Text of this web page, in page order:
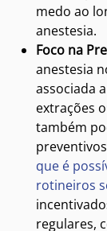
medo ao
anestesia.
Foco na
anestesia
associada
extrações
também
que é
rotineiros
regulares,